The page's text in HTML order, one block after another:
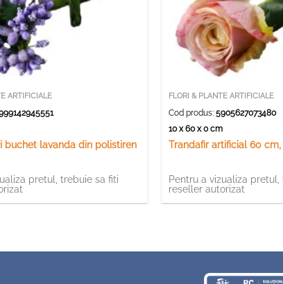
ARTIFICIALE
buchet lavanda din polistiren
pretul, trebuie sa fiti
FLORI & PLANTE ARTIFICIALE
Cod produs:5905627073480
10 x 60 x 0 cm
Trandafir artificial 60
Pentru a vizualiza
reseller autorizat